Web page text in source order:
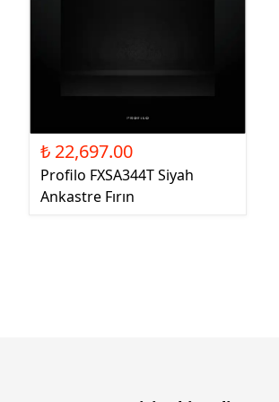
₺ 22,697.00
Profilo FXSA344T Siyah
Ankastre Fırın